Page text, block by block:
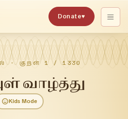
Donate♥
· குறள்1 /1330
வாழ்த்து
Kids Mode